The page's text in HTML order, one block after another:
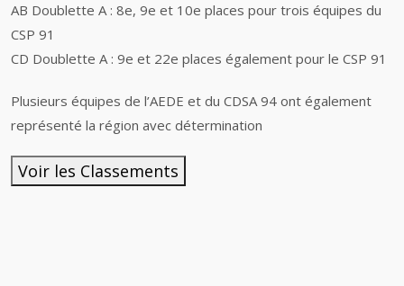
AB Doublette A : 8e, 9e et 10e places pour trois équipes du
CSP 91
CD Doublette A : 9e et 22e places également pour le CSP 91
Plusieurs équipes de l’AEDE et du CDSA 94 ont également
représenté la région avec détermination
Voir les Classements